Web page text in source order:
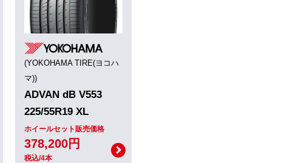
(YOKOHAMA TIRE(ヨコハ
マ))
ADVAN dB V553
225/55R19 XL
ホイールセット販売価格
378,200円
税込/4本